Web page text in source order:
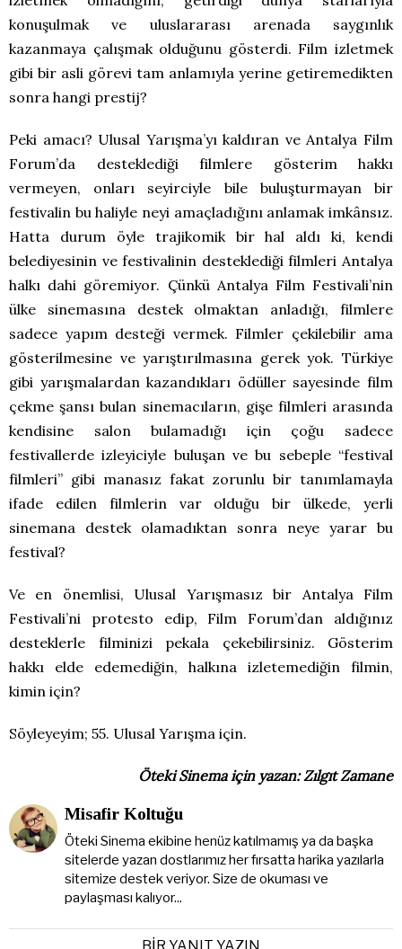
konuşulmak ve uluslararası arenada saygınlık
kazanmaya çalışmak olduğunu gösterdi. Film izletmek
gibi bir asli görevi tam anlamıyla yerine getiremedikten
sonra hangi prestij?
Peki amacı? Ulusal Yarışma’yı kaldıran ve Antalya Film
Forum’da desteklediği filmlere gösterim hakkı
vermeyen, onları seyirciyle bile buluşturmayan bir
festivalin bu haliyle neyi amaçladığını anlamak imkânsız.
Hatta durum öyle trajikomik bir hal aldı ki, kendi
belediyesinin ve festivalinin desteklediği filmleri Antalya
halkı dahi göremiyor. Çünkü Antalya Film Festivali’nin
ülke sinemasına destek olmaktan anladığı, filmlere
sadece yapım desteği vermek. Filmler çekilebilir ama
gösterilmesine ve yarıştırılmasına gerek yok. Türkiye
gibi yarışmalardan kazandıkları ödüller sayesinde film
çekme şansı bulan sinemacıların, gişe filmleri arasında
kendisine salon bulamadığı için çoğu sadece
festivallerde izleyiciyle buluşan ve bu sebeple “festival
filmleri” gibi manasız fakat zorunlu bir tanımlamayla
ifade edilen filmlerin var olduğu bir ülkede, yerli
sinemana destek olamadıktan sonra neye yarar bu
festival?
Ve en önemlisi, Ulusal Yarışmasız bir Antalya Film
Festivali’ni protesto edip, Film Forum’dan aldığınız
desteklerle filminizi pekala çekebilirsiniz. Gösterim
hakkı elde edemediğin, halkına izletemediğin filmin,
kimin için?
Söyleyeyim; 55. Ulusal Yarışma için.
Öteki Sinema için yazan: Zılgıt Zamane
Misafir Koltuğu
Öteki Sinema ekibine henüz katılmamış ya da başka
sitelerde yazan dostlarımız her fırsatta harika yazılarla
sitemize destek veriyor. Size de okuması ve
paylaşması kalıyor...